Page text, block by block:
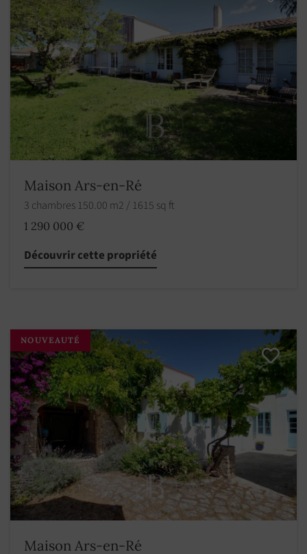
Maison Ars-en-Ré
3 chambres 150.00 m2 / 1615 sq ft
1 290 000 €
Découvrir cette propriété
NOUVEAUTÉ
Maison Ars-en-Ré